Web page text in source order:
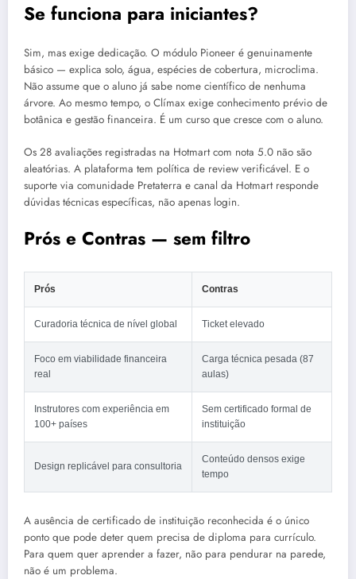
Se funciona para iniciantes?
Sim, mas exige dedicação. O módulo Pioneer é genuinamente
básico — explica solo, água, espécies de cobertura, microclima.
Não assume que o aluno já sabe nome científico de nenhuma
árvore. Ao mesmo tempo, o Clímax exige conhecimento prévio de
botânica e gestão financeira. É um curso que cresce com o aluno.
Os 28 avaliações registradas na Hotmart com nota 5.0 não são
aleatórias. A plataforma tem política de review verificável. E o
suporte via comunidade Pretaterra e canal da Hotmart responde
dúvidas técnicas específicas, não apenas login.
Prós e Contras — sem filtro
Prós Contras
Curadoria técnica de nível global Ticket elevado
Foco em viabilidade financeira
real
Carga técnica pesada (87
aulas)
Instrutores com experiência em
100+ países
Sem certificado formal de
instituição
Design replicável para consultoria
Conteúdo densos exige
tempo
A ausência de certificado de instituição reconhecida é o único
ponto que pode deter quem precisa de diploma para currículo.
Para quem quer aprender a fazer, não para pendurar na parede,
não é um problema.